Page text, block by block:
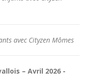
avec Cityzen Mômes
– Avril 2026 -